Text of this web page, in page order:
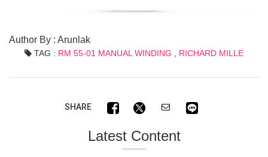
Author By : Arunlak
TAG : RM 55-01 MANUAL WINDING , RICHARD MILLE
SHARE
Latest Content